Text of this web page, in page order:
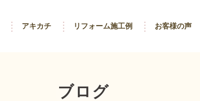
アキカチ リフォーム施工例 お客様の声
ブログ